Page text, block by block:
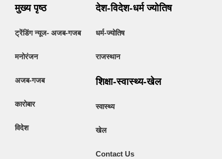
मुख्य पृष्ठ
ट्रेंडिंग न्यूज- अजब-गजब
मनोरंजन
अजब-गजब
कारोबार
विदेश
देश-विदेश-धर्म ज्योतिष
धर्म-ज्योतिष
राजस्थान
शिक्षा-स्वास्थ्य-खेल
स्वास्थ्य
खेल
Contact Us